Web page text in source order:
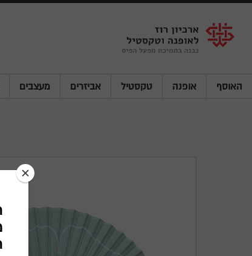
Shenkar
Logo
האוסף אופנה טקסטיל אביזרים מעצבים